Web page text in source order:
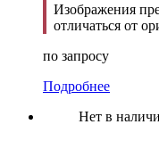
Изображения
отличаться от
по запросу
Подробнее
Нет в